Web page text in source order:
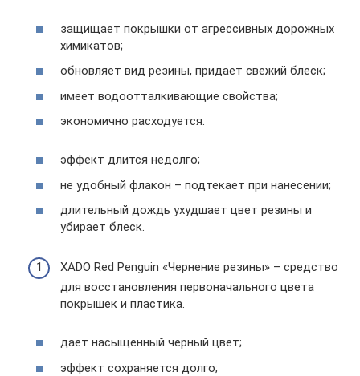
защищает покрышки от агрессивных дорожных
химикатов;
обновляет вид резины, придает свежий блеск;
имеет водоотталкивающие свойства;
экономично расходуется.
эффект длится недолго;
не удобный флакон – подтекает при нанесении;
длительный дождь ухудшает цвет резины и
убирает блеск.
XADO Red Penguin «Чернение резины» – средство
для восстановления первоначального цвета
покрышек и пластика.
дает насыщенный черный цвет;
эффект сохраняется долго;